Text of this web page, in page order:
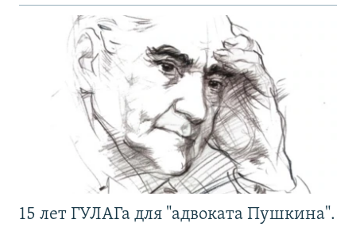
15 лет ГУЛАГа для "адвоката Пушкина".